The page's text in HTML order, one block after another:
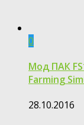
0
Мод ПАК
Farming
28.10.2016